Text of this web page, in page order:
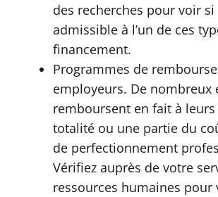
des recherches pour voir si
admissible à l’un de ces
financement.
Programmes de
employeurs. De nombreux
remboursent en fait à
totalité ou une partie du
de perfectionnement
Vérifiez auprès de votre
ressources humaines pour